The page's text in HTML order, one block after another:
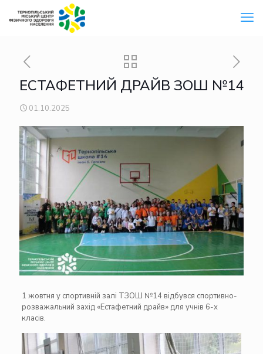
ЕСТАФЕТНИЙ ДРАЙВ ЗОШ №14
01.10.2025
1 жовтня у спортивній залі ТЗОШ №14 відбувся спортивно-
розважальний захід «Естафетний драйв» для учнів 6-х
класів.